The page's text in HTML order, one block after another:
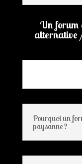
Un forum
alternative
Pourquoi un
paysanne ?